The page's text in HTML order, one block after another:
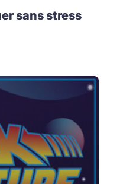
sans stress